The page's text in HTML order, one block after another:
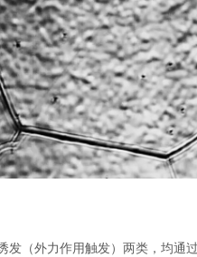
发（外力作用触发）两类，均通